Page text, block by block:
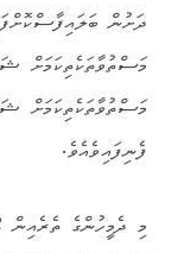
ދަށުން
ފެނިފައިވެއެވެ.